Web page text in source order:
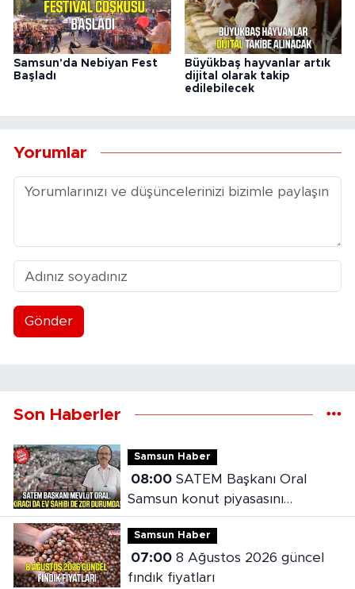
Samsun'da Nebiyan Fest
Başladı
Büyükbaş hayvanlar artık
dijital olarak takip
edilebilecek
Yorumlar
Gönder
Son Haberler
Samsun Haber
08:00SATEM Başkanı Oral
Samsun konut piyasasını
değerlendirdi
Samsun Haber
07:008 Ağustos 2026 güncel
fındık fiyatları